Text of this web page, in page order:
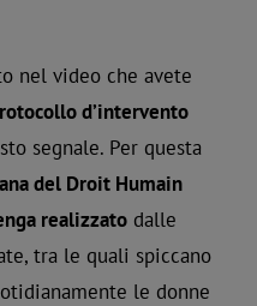
nel video che avete
d’intervento
segnale. Per questa
del Droit Humain
realizzato dalle
tra le quali spiccano
le donne